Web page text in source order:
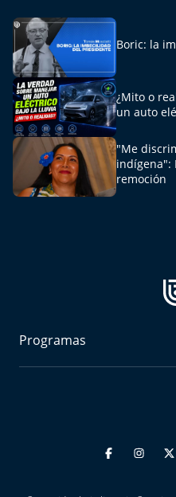
Boric: la
¿Mito o
un auto
"Me
indígena":
remoción
Programas
Podría